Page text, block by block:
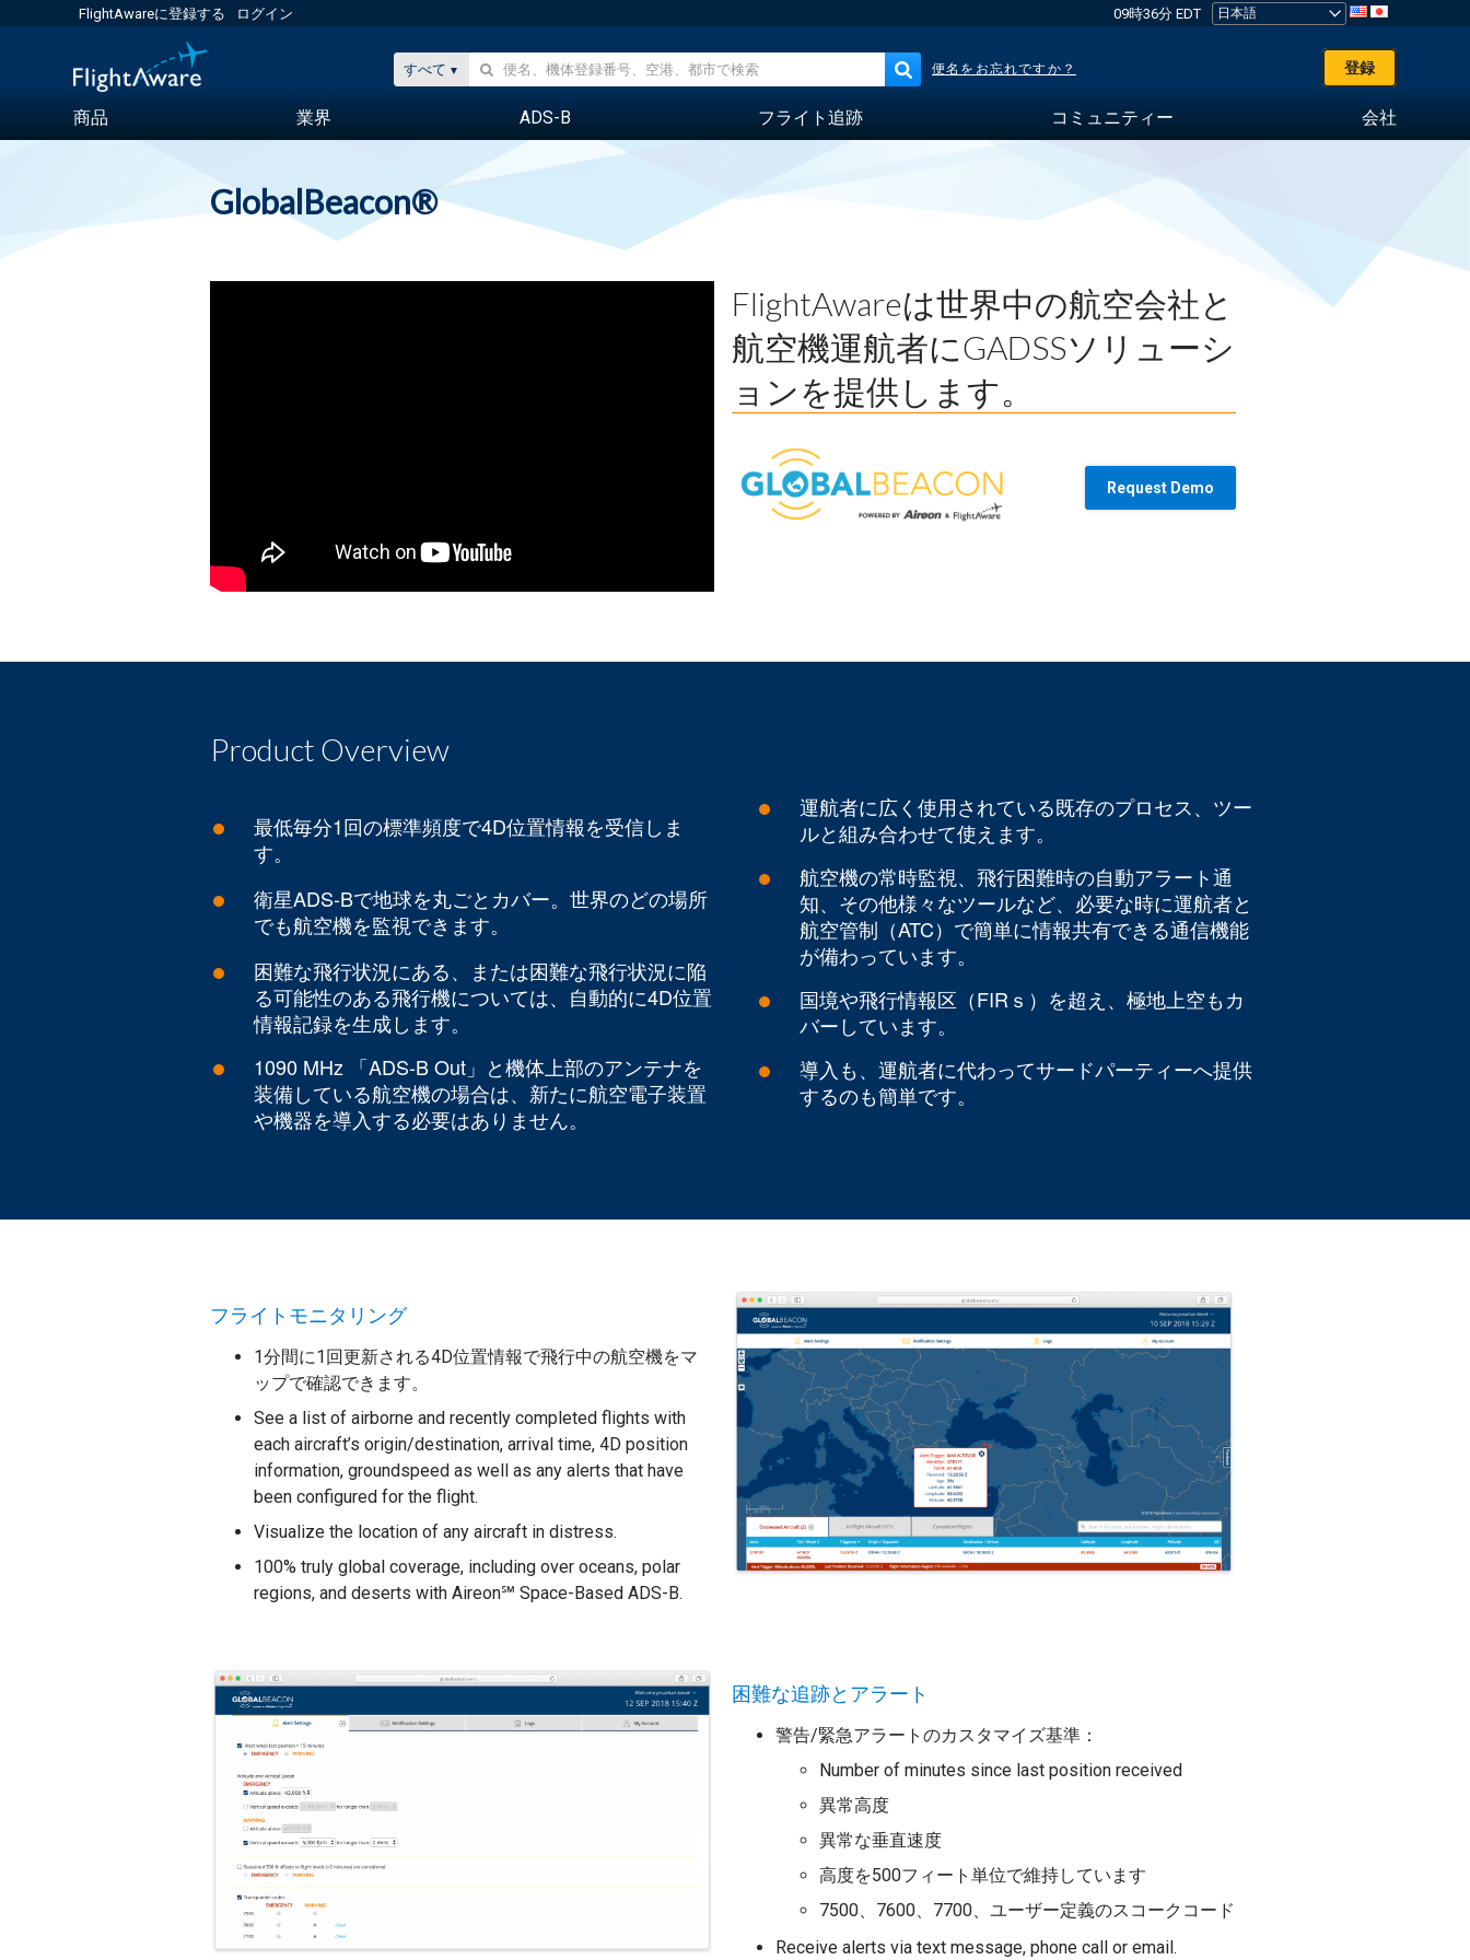
FlightAwareに登録する ログイン 09時36分 EDT
すべて 便名をお忘れですか？ 登録
商品 業界 ADS-B フライト追跡 コミュニティー 会社
GlobalBeacon®
FlightAwareは世界中の航空会社と
航空機運航者にGADSSソリューシ
ョンを提供します。
Request Demo
Product Overview
最低毎分1回の標準頻度で4D位置情報を受信しま
す。
衛星ADS-Bで地球を丸ごとカバー。世界のどの場所
でも航空機を監視できます。
困難な飛行状況にある、または困難な飛行状況に陥
る可能性のある飛行機については、自動的に4D位置
情報記録を生成します。
1090 MHz 「ADS-B Out」と機体上部のアンテナを
装備している航空機の場合は、新たに航空電子装置
や機器を導入する必要はありません。
運航者に広く使用されている既存のプロセス、ツー
ルと組み合わせて使えます。
航空機の常時監視、飛行困難時の自動アラート通
知、その他様々なツールなど、必要な時に運航者と
航空管制（ATC）で簡単に情報共有できる通信機能
が備わっています。
国境や飛行情報区（FIRｓ）を超え、極地上空もカ
バーしています。
導入も、運航者に代わってサードパーティーへ提供
するのも簡単です。
フライトモニタリング
1分間に1回更新される4D位置情報で飛行中の航空機をマ
ップで確認できます。
See a list of airborne and recently completed flights with
each aircraft’s origin/destination, arrival time, 4D position
information, groundspeed as well as any alerts that have
been configured for the flight.
Visualize the location of any aircraft in distress.
100% truly global coverage, including over oceans, polar
regions, and deserts with Aireon℠ Space-Based ADS-B.
困難な追跡とアラート
警告/緊急アラートのカスタマイズ基準：
Number of minutes since last position received
異常高度
異常な垂直速度
高度を500フィート単位で維持しています
7500、7600、7700、ユーザー定義のスコークコード
Receive alerts via text message, phone call or email.